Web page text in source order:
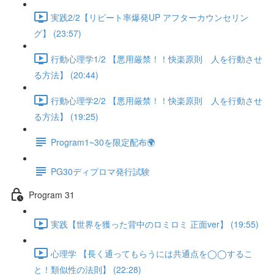
実践2/2【リピート率爆発UP アフターカウンセリン
グ】 (23:57)
行動心理学1/2 【悪用厳禁！！快楽原則 人を行動させ
る方法】 (20:44)
行動心理学2/2 【悪用厳禁！！快楽原則 人を行動させ
る方法】 (19:25)
Program1~30を限定配布🌍
PG30ディプロマ発行試験
Program 31
実践【世界を獲った背中のロミロミ 正面ver】 (19:55)
心理学 【長く通ってもらうには共通点を◯◯するこ
と！類似性の法則】 (22:28)